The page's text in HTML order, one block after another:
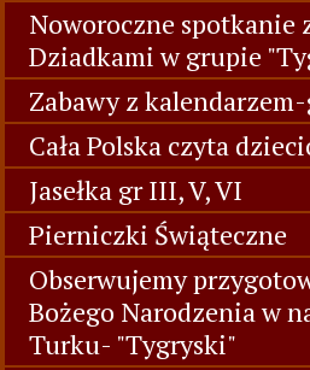
Noworoczne spotkanie
Dziadkami w grupie
Zabawy z
Cała Polska czyta
Jasełka gr III, V, VI
Pierniczki Świąteczne
Obserwujemy
Bożego Narodzenia w
Turku- "Tygryski"